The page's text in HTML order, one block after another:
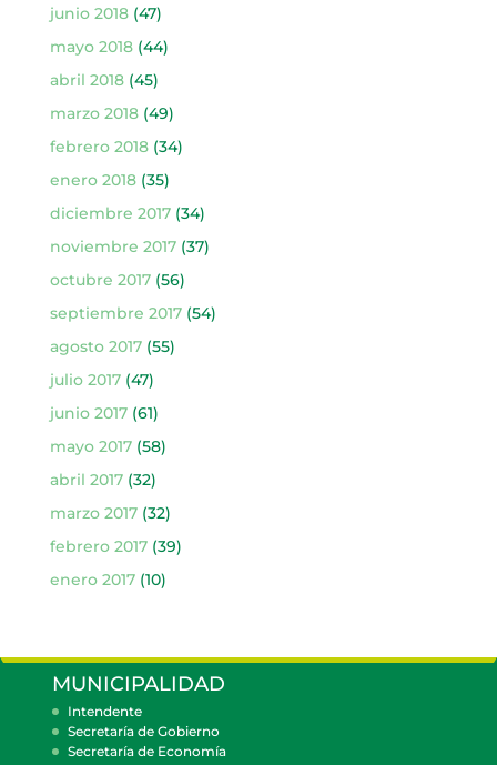
junio 2018(47)
mayo 2018(44)
abril 2018(45)
marzo 2018(49)
febrero 2018(34)
enero 2018(35)
diciembre 2017(34)
noviembre 2017(37)
octubre 2017(56)
septiembre 2017(54)
agosto 2017(55)
julio 2017(47)
junio 2017(61)
mayo 2017(58)
abril 2017(32)
marzo 2017(32)
febrero 2017(39)
enero 2017(10)
MUNICIPALIDAD
Intendente
Secretaría de Gobierno
Secretaría de Economía